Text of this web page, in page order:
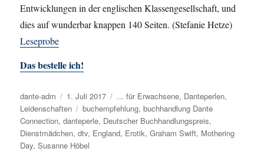
Entwicklungen in der englischen Klassengesellschaft, und
dies auf wunderbar knappen 140 Seiten. (Stefanie Hetze)
Leseprobe
Das bestelle ich!
Autor
dante-adm
Veröffentlicht
am
1. Juli 2017 Kategorien
... für Erwachsene, Danteperlen,
Leidenschaften
Schlagwörter
buchempfehlung,buchhandlung Dante
Connection,danteperle, Deutscher Buchhandlungspreis,
Dienstmädchen,dtv, England, Erotik,Graham Swift, Mothering
Day,Susanne Höbel